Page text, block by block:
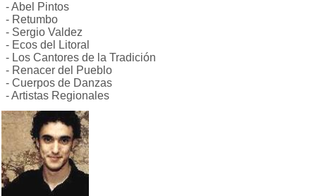
- Abel Pintos
- Retumbo
- Sergio Valdez
- Ecos del Litoral
- Los Cantores de la Tradición
- Renacer del Pueblo
- Cuerpos de Danzas
- Artistas Regionales